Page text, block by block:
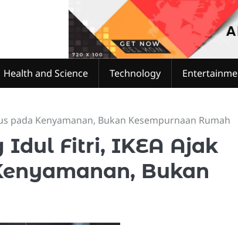
Health and Science Technology
pada Kenyamanan, Bukan Kesempurnaan Rumah
Idul Fitri, IKEA Ajak
Bukan